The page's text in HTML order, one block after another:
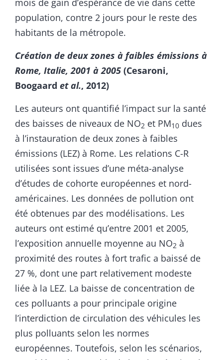
population, contre 2 jours pour le reste des
habitants de la métropole.
Création de deux zones à faibles émissions à
Rome, Italie, 2001 à 2005 (Cesaroni,
Boogaard et al., 2012)
Les auteurs ont quantifié l’impact sur la santé
des baisses de niveaux de NO2 et PM10 dues
à l’instauration de deux zones à faibles
émissions (LEZ) à Rome. Les relations C-R
utilisées sont issues d’une méta-analyse
d’études de cohorte européennes et nord-
américaines. Les données de pollution ont
été obtenues par des modélisations. Les
auteurs ont estimé qu’entre 2001 et 2005,
l’exposition annuelle moyenne au NO2 à
proximité des routes à fort trafic a baissé de
27 %, dont une part relativement modeste
liée à la LEZ. La baisse de concentration de
ces polluants a pour principale origine
l’interdiction de circulation des véhicules les
plus polluants selon les normes
européennes. Toutefois, selon les scénarios,